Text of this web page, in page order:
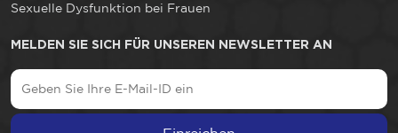
Sexuelle Dysfunktion bei Frauen
MELDEN SIE SICH FÜR UNSEREN NEWSLETTER AN